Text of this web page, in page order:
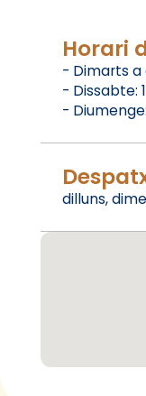
Horari
- Dimarts a
- Dissabte:
- Diumenge:
dilluns,